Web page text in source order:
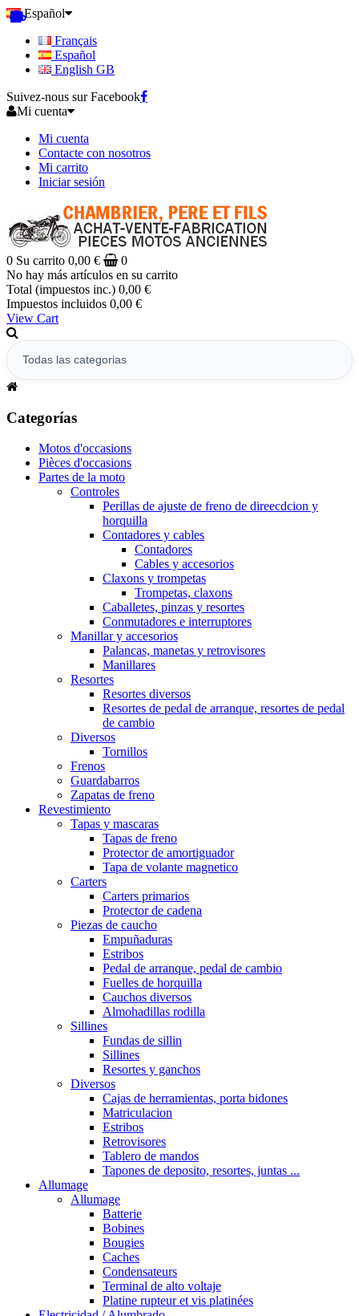
Español
Français
Español
English GB
Suivez-nous sur Facebook
Mi cuenta
Mi cuenta
Contacte con nosotros
Mi carrito
Iniciar sesión
0 Su carrito 0,00 €
0
No hay más artículos en su carrito
Total (impuestos inc.) 0,00 €
Impuestos incluidos 0,00 €
View Cart
Categorías
Motos d'occasions
Pièces d'occasions
Partes de la moto
Controles
Perillas de ajuste de freno de direecdcion y
horquilla
Contadores y cables
Contadores
Cables y accesorios
Claxons y trompetas
Trompetas, claxons
Caballetes, pinzas y resortes
Conmutadores e interruptores
Manillar y accesorios
Palancas, manetas y retrovisores
Manillares
Resortes
Resortes diversos
Resortes de pedal de arranque, resortes de pedal
de cambio
Diversos
Tornillos
Frenos
Guardabarros
Zapatas de freno
Revestimiento
Tapas y mascaras
Tapas de freno
Protector de amortiguador
Tapa de volante magnetico
Carters
Carters primarios
Protector de cadena
Piezas de caucho
Empuñaduras
Estribos
Pedal de arranque, pedal de cambio
Fuelles de horquilla
Cauchos diversos
Almohadillas rodilla
Sillines
Fundas de sillin
Sillines
Resortes y ganchos
Diversos
Cajas de herramientas, porta bidones
Matriculacion
Estribos
Retrovisores
Tablero de mandos
Tapones de deposito, resortes, juntas ...
Allumage
Allumage
Batterie
Bobines
Bougies
Caches
Condensateurs
Terminal de alto voltaje
Platine rupteur et vis platinées